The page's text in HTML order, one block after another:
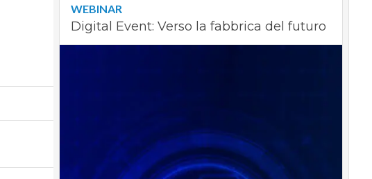
WEBINAR
Digital Event: Verso la fabbrica del futuro